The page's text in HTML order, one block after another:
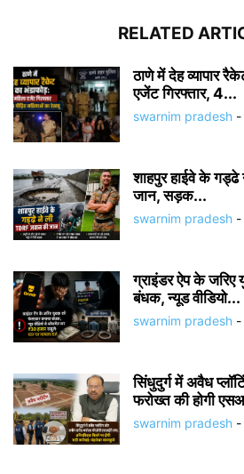
RELATED
ठाणे में देह व्यापार
एजेंट गिरफ्तार, 4...
swarnim pradesh -
शाहपुर हाईवे के
जान, सड़क...
swarnim pradesh -
ग्राइंडर ऐप के
बंधक, न्यूड वीडियो...
swarnim pradesh -
सिंधुदुर्ग में अवैध
फरोख्त की होगी
swarnim pradesh -